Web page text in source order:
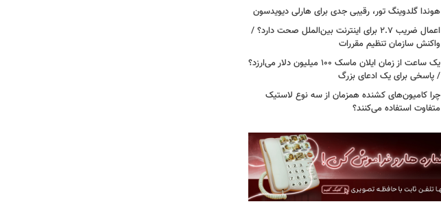
هوندا گلدوینگ تور، رقیبی جدی برای هارلی دیویدسون
اعمال ضریب ۲.۷ برای اینترنت بین‌الملل صحت دارد؟ /
واکنش سازمان تنظیم مقررات
یک ساعت از زمان ایلان ماسک ۱۰۰ میلیون دلار می‌ارزد؟
/ پاسخی برای یک ادعای بزرگ
چرا کامیون‌های کشنده همزمان از سه نوع لاستیک
متفاوت استفاده می‌کنند؟